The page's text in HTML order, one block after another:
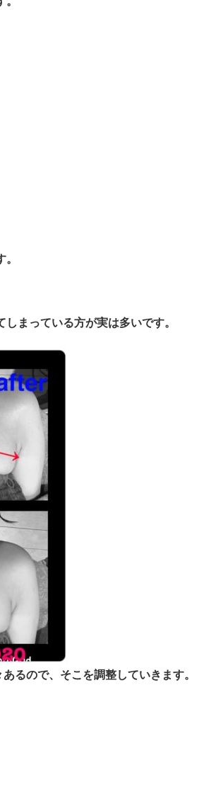
まっている方が実は多いです。
るので、そこを調整していきます。